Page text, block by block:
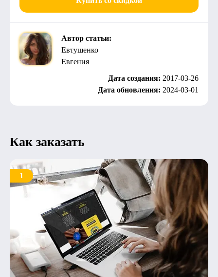
Автор статьи:
Евтушенко
Евгения
Дата создания: 2017-03-26
Дата обновления: 2024-03-01
Как заказать
1